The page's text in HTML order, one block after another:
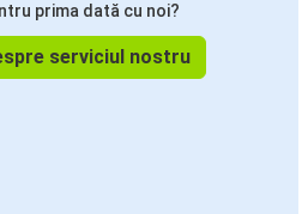
prima dată cu noi?
serviciul nostru